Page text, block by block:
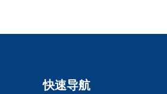
快速导航